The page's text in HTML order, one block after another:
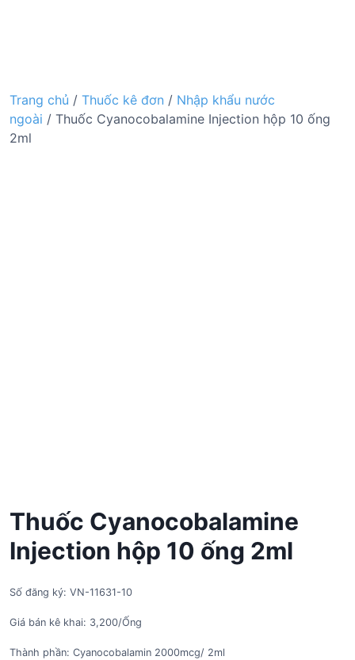
Trang chủ / Thuốc kê đơn / Nhập khẩu nước
ngoài / Thuốc Cyanocobalamine Injection hộp 10 ống
2ml
Thuốc Cyanocobalamine
Injection hộp 10 ống 2ml
Số đăng ký: VN-11631-10
Giá bán kê khai: 3,200/Ống
Thành phần: Cyanocobalamin 2000mcg/ 2ml